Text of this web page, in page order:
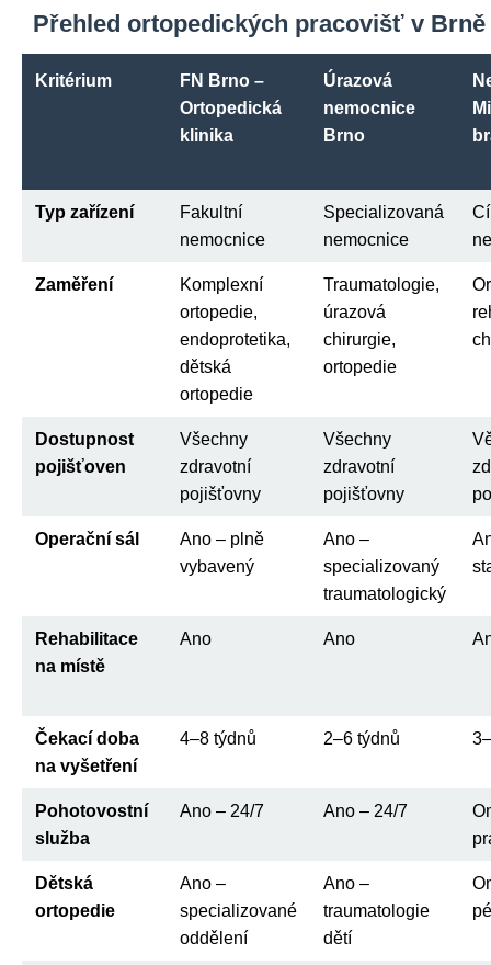
Přehled ortopedických pracovišť v Brně
Kritérium
FN Brno –
Ortopedická
klinika
Úrazová
nemocnice
Brno
Typ zařízení
Fakultní
nemocnice
Specializovaná
nemocnice
Zaměření
Komplexní
ortopedie,
endoprotetika,
dětská
ortopedie
Traumatologie,
úrazová
chirurgie,
ortopedie
Dostupnost
pojišťoven
Všechny
zdravotní
pojišťovny
Všechny
zdravotní
pojišťovny
Operační sál
Ano – plně
vybavený
Ano –
specializovaný
traumatologický
Rehabilitace
na místě
Ano Ano
Čekací doba
na vyšetření
4–8 týdnů 2–6 týdnů
Pohotovostní
služba
Ano – 24/7 Ano – 24/7
Dětská
ortopedie
Ano –
specializované
oddělení
Ano –
traumatologie
dětí